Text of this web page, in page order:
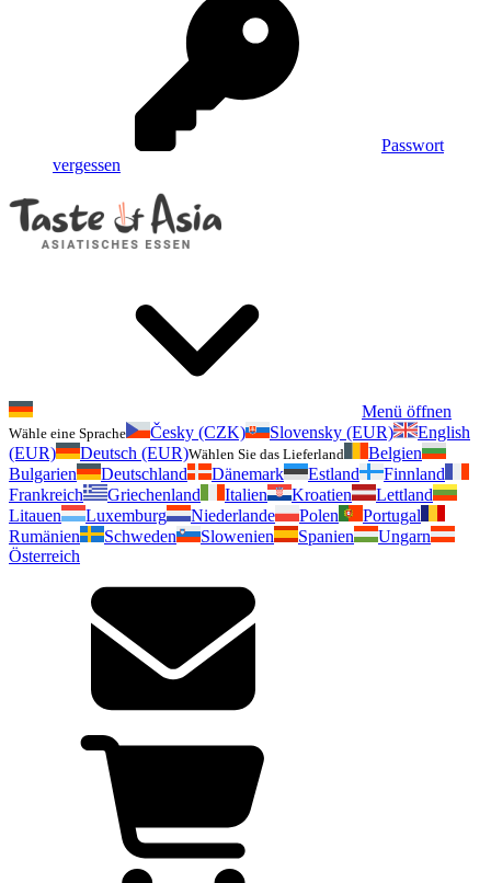
Passwort
vergessen
Menü öffnen
Wähle eine Sprache Česky (CZK) Slovensky (EUR)
English
(EUR)
Deutsch (EUR)Wählen Sie das Lieferland
Belgien
Bulgarien
Deutschland Dänemark Estland
Finnland
Frankreich
Griechenland Italien Kroatien
Lettland
Litauen
Luxemburg Niederlande Polen
Portugal
Rumänien
Schweden Slowenien Spanien
Ungarn
Österreich